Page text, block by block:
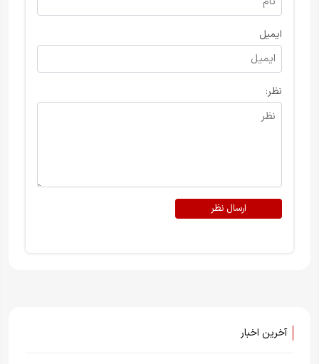
ایمیل
نظر:
ارسال نظر
آخرین اخبار